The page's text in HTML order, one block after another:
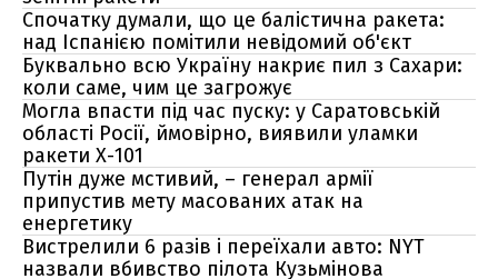
Спочатку думали, що це балістична ракета:
над Іспанією помітили невідомий об'єкт
Буквально всю Україну накриє пил з Сахари:
коли саме, чим це загрожує
Могла впасти під час пуску: у Саратовській
області Росії, ймовірно, виявили уламки
ракети Х-101
Путін дуже мстивий, – генерал армії
припустив мету масованих атак на
енергетику
Вистрелили 6 разів і переїхали авто: NYT
назвали вбивство пілота Кузьмінова